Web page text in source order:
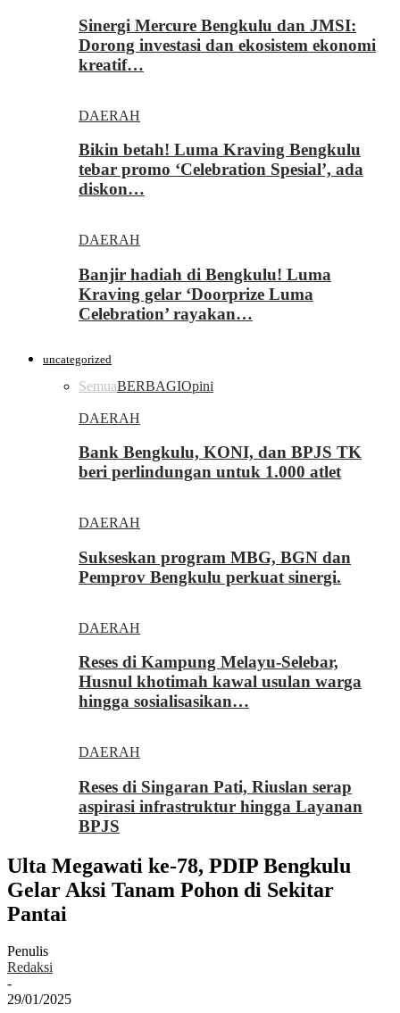
Sinergi Mercure Bengkulu dan JMSI:
Dorong investasi dan ekosistem ekonomi
kreatif…
DAERAH
Bikin betah! Luma Kraving Bengkulu
tebar promo ‘Celebration Spesial’, ada
diskon…
DAERAH
Banjir hadiah di Bengkulu! Luma
Kraving gelar ‘Doorprize Luma
Celebration’ rayakan…
uncategorized
SemuaBERBAGIOpini
DAERAH
Bank Bengkulu, KONI, dan BPJS TK
beri perlindungan untuk 1.000 atlet
DAERAH
Sukseskan program MBG, BGN dan
Pemprov Bengkulu perkuat sinergi.
DAERAH
Reses di Kampung Melayu-Selebar,
Husnul khotimah kawal usulan warga
hingga sosialisasikan…
DAERAH
Reses di Singaran Pati, Riuslan serap
aspirasi infrastruktur hingga Layanan
BPJS
Ulta Megawati ke-78, PDIP Bengkulu
Gelar Aksi Tanam Pohon di Sekitar
Pantai
Penulis
Redaksi
-
29/01/2025